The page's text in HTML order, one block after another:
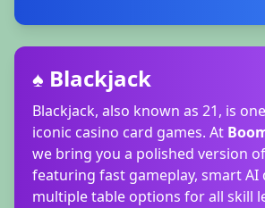
♠️ Blackjack
Blackjack, also known as 21, is
iconic casino card games. At
we bring you a polished version
featuring fast gameplay, smart AI
multiple table options for all skill